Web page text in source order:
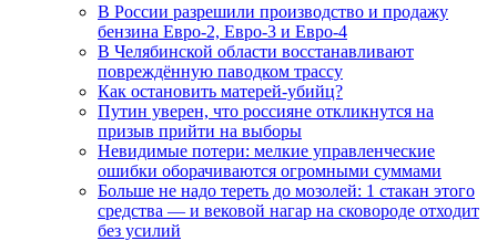
В России разрешили производство и продажу
бензина Евро-2, Евро-3 и Евро-4
В Челябинской области восстанавливают
повреждённую паводком трассу
Как остановить матерей-убийц?
Путин уверен, что россияне откликнутся на
призыв прийти на выборы
Невидимые потери: мелкие управленческие
ошибки оборачиваются огромными суммами
Больше не надо тереть до мозолей: 1 стакан этого
средства — и вековой нагар на сковороде отходит
без усилий